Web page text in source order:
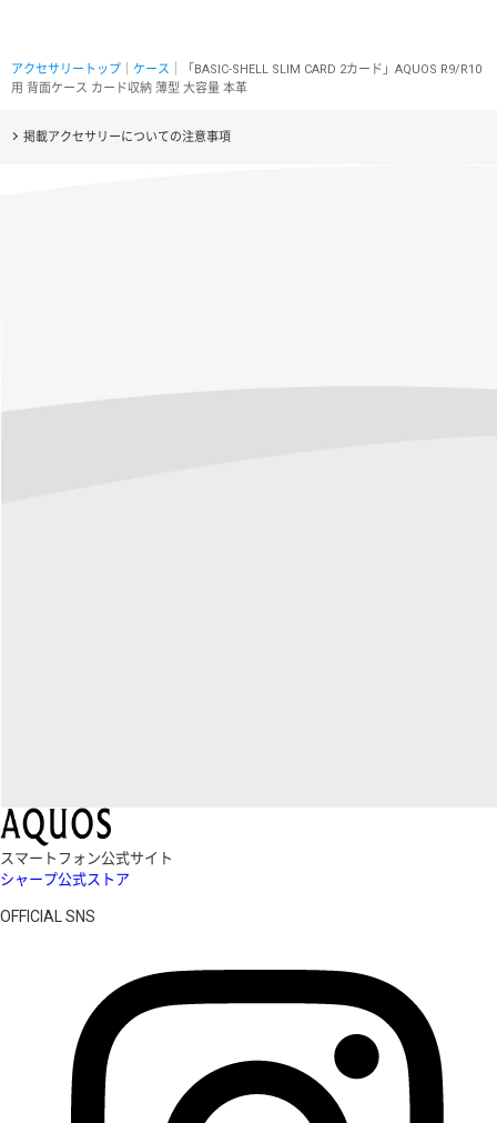
アクセサリートップ ケース ｜「BASIC-SHELL SLIM CARD 2カード」AQUOS R9/R10
用 背面ケース カード収納 薄型 大容量 本革
掲載アクセサリーについての注意事項
スマートフォン公式サイト
シャープ公式ストア
OFFICIAL SNS